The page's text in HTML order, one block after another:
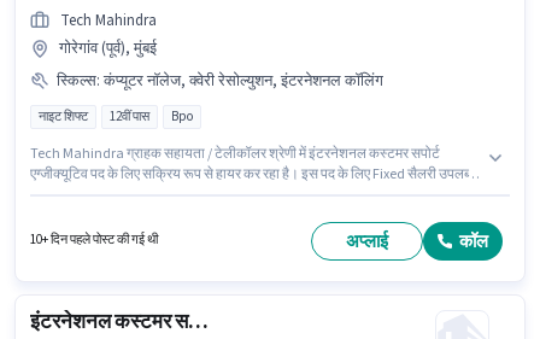
Tech Mahindra
गोरेगांव (पूर्व), मुंबई
स्किल्स: कंप्यूटर नॉलेज, क्वेरी रेसोल्युशन, इंटरनेशनल कॉलिंग
नाइट शिफ्ट 12वीं पास Bpo
Tech Mahindra ग्राहक सहायता / टेलीकॉलर श्रेणी में इंटरनेशनल कस्टमर सपोर्ट
एग्जीक्यूटिव पद के लिए सक्रिय रूप से हायर कर रहा है। इस पद के लिए Fixed सैलरी उपलब्ध
अनिवार्य है। इस भूमिका के लिए आवेदक के पास कंप्यूटर नॉलेज, इंटरनेशनल कॉलिंग, क्वेरी
10+ दिन पहले पोस्ट की गई थी अप्लाई कॉल
इंटरनेशनल कस्टमर सपोर्ट एग्जीक्यूटिव